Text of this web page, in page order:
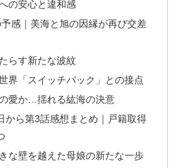
の安心と違和感
感｜美海と旭の因縁が再び交差
らす新たな波紋
界「スイッチバック」との接点
愛か…揺れる紘海の決意
から第3話感想まとめ｜戸籍取得
な壁を越えた母娘の新たな一歩